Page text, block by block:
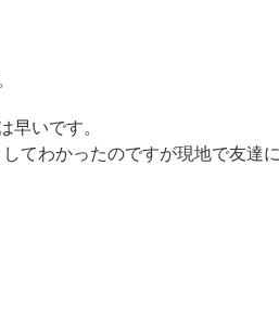
早いです。
てわかったのですが現地で友達